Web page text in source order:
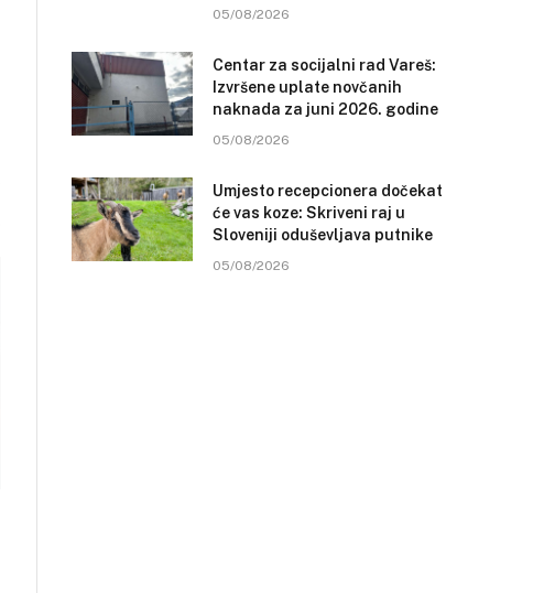
05/08/2026
Centar za socijalni rad Vareš:
Izvršene uplate novčanih
naknada za juni 2026. godine
05/08/2026
Umjesto recepcionera dočekat
će vas koze: Skriveni raj u
Sloveniji oduševljava putnike
05/08/2026